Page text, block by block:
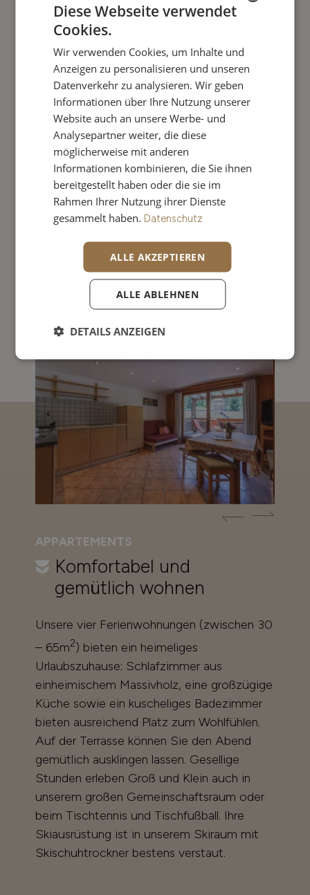
großflächigen Zimmer erfüllen sämtliche
Bedürfnisse. Vom Familienzimmer mit zwei
Zimmern, die sich auf zwei Ebenen
erstrecken - Freiraum und Privatsphäre sind
stets inklusive. Alle unsere Zimmer sind
komfortabel ausgestattet und bieten viel
Platz für Gemeinsamkeit. Falls Sie als
Gruppe kommen möchten: Wir bieten
Ihnen verschiedene Unterbringungs- und
Verpflegungsmöglichkeiten, erkundigen Sie
sich bei uns!
APPARTEMENTS
Komfortabel und
gemütlich wohnen
Unsere vier Ferienwohnungen (zwischen 30
– 65m2) bieten ein heimeliges
Urlaubszuhause: Schlafzimmer aus
einheimischem Massivholz, eine großzügige
Küche sowie ein kuscheliges Badezimmer
bieten ausreichend Platz zum Wohlfühlen.
Auf der Terrasse können Sie den Abend
gemütlich ausklingen lassen. Gesellige
Stunden erleben Groß und Klein auch in
unserem großen Gemeinschaftsraum oder
beim Tischtennis und Tischfußball. Ihre
Skiausrüstung ist in unserem Skiraum mit
Skischuhtrockner bestens verstaut.
ITALIAN
Diese Webseite verwendet
Cookies.
Wir verwenden Cookies, um Inhalte und
Anzeigen zu personalisieren und unseren
Datenverkehr zu analysieren. Wir geben
Informationen über Ihre Nutzung unserer
Website auch an unsere Werbe- und
Analysepartner weiter, die diese
möglicherweise mit anderen
Informationen kombinieren, die Sie ihnen
bereitgestellt haben oder die sie im
Rahmen Ihrer Nutzung ihrer Dienste
gesammelt haben. Datenschutz
ALLE AKZEPTIEREN
ALLE ABLEHNEN
DETAILS ANZEIGEN